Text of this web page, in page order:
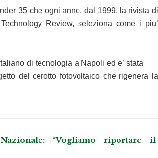
35 che ogni anno, dal 1999, la rivista di
Review, seleziona come i piu’
di tecnologia a Napoli ed e’ stata
del cerotto fotovoltaico che rigenera la
“Vogliamo riportare il